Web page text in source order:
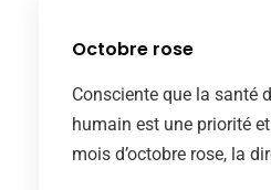
Octobre rose
Consciente que la santé
humain est une priorité
mois d’octobre rose, la